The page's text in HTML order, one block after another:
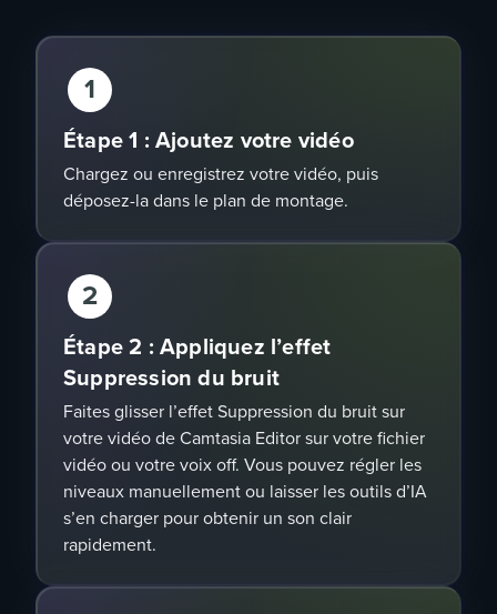
1
Étape 1 : Ajoutez votre vidéo
Chargez ou enregistrez votre vidéo, puis
déposez-la dans le plan de montage.
2
Étape 2 : Appliquez l’effet
Suppression du bruit
Faites glisser l’effet Suppression du bruit sur
votre vidéo de Camtasia Editor sur votre fichier
vidéo ou votre voix off. Vous pouvez régler les
niveaux manuellement ou laisser les outils d’IA
s’en charger pour obtenir un son clair
rapidement.